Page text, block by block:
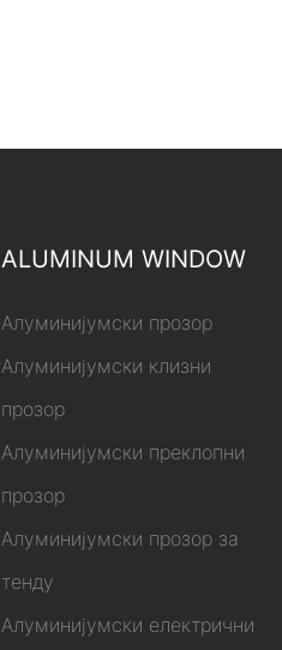
ALUMINUM WINDOW
Алуминијумски прозор
Алуминијумски клизни
прозор
Алуминијумски преклопни
прозор
Алуминијумски прозор за
тенду
Алуминијумски електрични